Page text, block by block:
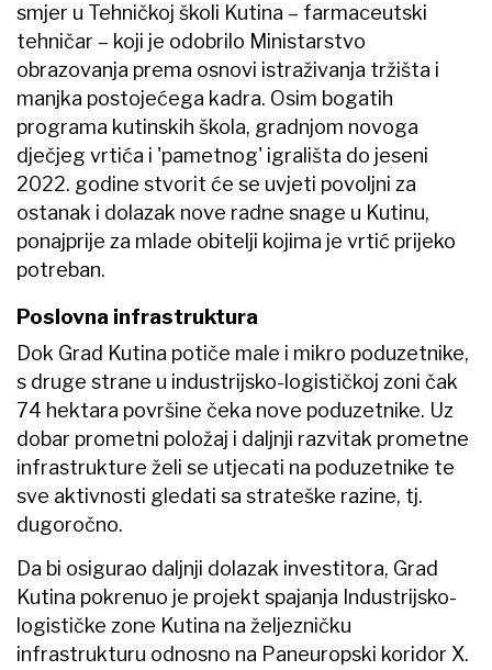
smjer u Tehničkoj školi Kutina – farmaceutski
tehničar – koji je odobrilo Ministarstvo
obrazovanja prema osnovi istraživanja tržišta i
manjka postojećega kadra. Osim bogatih
programa kutinskih škola, gradnjom novoga
dječjeg vrtića i 'pametnog' igrališta do jeseni
2022. godine stvorit će se uvjeti povoljni za
ostanak i dolazak nove radne snage u Kutinu,
ponajprije za mlade obitelji kojima je vrtić prijeko
potreban.
Poslovna infrastruktura
Dok Grad Kutina potiče male i mikro poduzetnike,
s druge strane u industrijsko-logističkoj zoni čak
74 hektara površine čeka nove poduzetnike. Uz
dobar prometni položaj i daljnji razvitak prometne
infrastrukture želi se utjecati na poduzetnike te
sve aktivnosti gledati sa strateške razine, tj.
dugoročno.
Da bi osigurao daljnji dolazak investitora, Grad
Kutina pokrenuo je projekt spajanja Industrijsko-
logističke zone Kutina na željezničku
infrastrukturu odnosno na Paneuropski koridor X.